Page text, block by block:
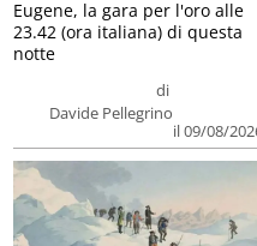
di
Davide Pellegrino
il 09/08/
Eugene, la gara per l'oro alle
23.42 (ora italiana) di questa
notte